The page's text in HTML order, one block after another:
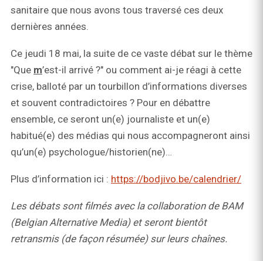
sanitaire que nous avons tous traversé ces deux
dernières années.
Ce jeudi 18 mai, la suite de ce vaste débat sur le thème
"Que m’est-il arrivé ?" ou comment ai-je réagi à cette
crise, balloté par un tourbillon d’informations diverses
et souvent contradictoires ? Pour en débattre
ensemble, ce seront un(e) journaliste et un(e)
habitué(e) des médias qui nous accompagneront ainsi
qu’un(e) psychologue/historien(ne)…
Plus d’information ici : https://bodjivo.be/calendrier/
Les débats sont filmés avec la collaboration de BAM
(Belgian Alternative Media) et seront bientôt
retransmis (de façon résumée) sur leurs chaînes.